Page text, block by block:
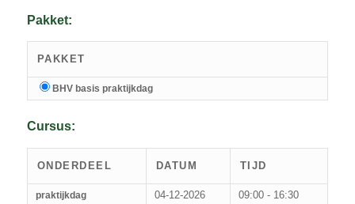
Pakket:
PAKKET
BHV basis praktijkdag
Cursus:
ONDERDEEL DATUM TIJD
praktijkdag 04-12-2026 09:00 - 16:30